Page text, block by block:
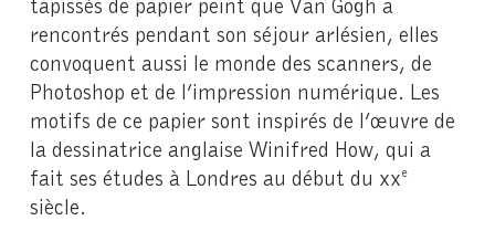
rencontrés pendant son séjour arlésien, elles
convoquent aussi le monde des scanners, de
Photoshop et de l’impression numérique. Les
motifs de ce papier sont inspirés de l’œuvre de
la dessinatrice anglaise Winifred How, qui a
fait ses études à Londres au début du xxe
siècle.